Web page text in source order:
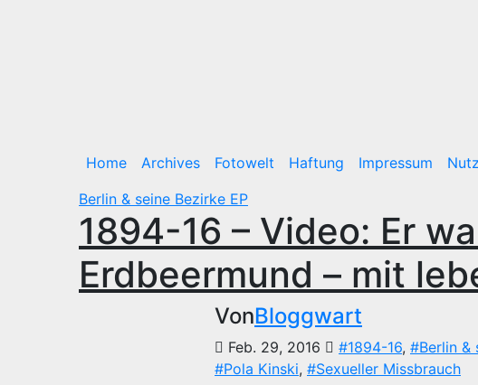
Home Archives Fotowelt Haftung Impressum
Berlin & seine Bezirke EP
1894-16 – Video: Er
Erdbeermund – mit
VonBloggwart
Feb. 29, 2016 #1894-16, #Berlin &
#Pola Kinski, #Sexueller Missbrauch